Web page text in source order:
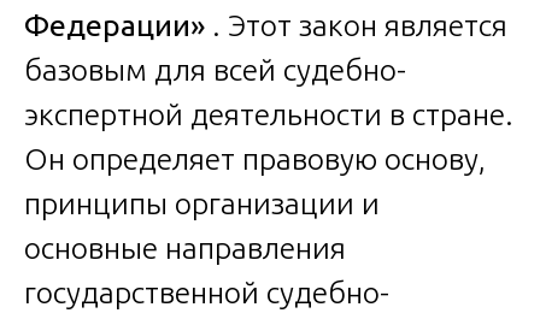
Федерации» . Этот закон является
базовым для всей судебно-
экспертной деятельности в стране.
Он определяет правовую основу,
принципы организации и
основные направления
государственной судебно-